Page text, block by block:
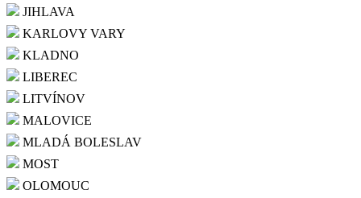
JIHLAVA
KARLOVY VARY
KLADNO
LIBEREC
LITVÍNOV
MALOVICE
MLADÁ BOLESLAV
MOST
OLOMOUC